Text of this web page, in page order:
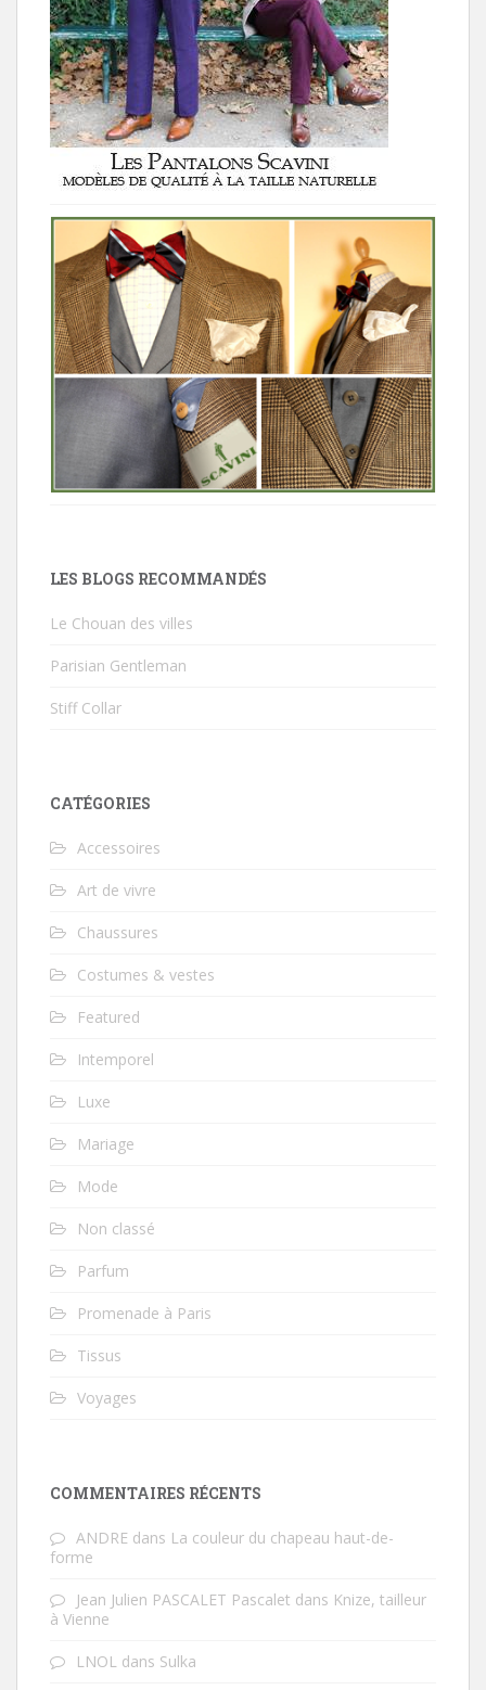
LES BLOGS RECOMMANDÉS
Le Chouan des villes
Parisian Gentleman
Stiff Collar
CATÉGORIES
Accessoires
Art de vivre
Chaussures
Costumes & vestes
Featured
Intemporel
Luxe
Mariage
Mode
Non classé
Parfum
Promenade à Paris
Tissus
Voyages
COMMENTAIRES RÉCENTS
ANDRE dans La couleur du chapeau haut-de-
forme
Jean Julien PASCALET Pascalet dans Knize, tailleur
à Vienne
LNOL dans Sulka